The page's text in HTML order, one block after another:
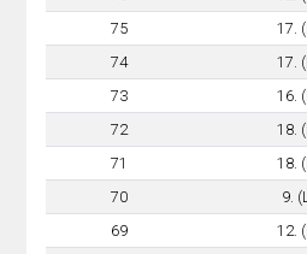
75
17.
74
17.
73
16.
72
18.
71
18.
70
9.
69
12.